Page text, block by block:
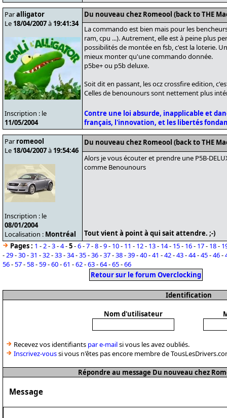
Paralligator
Le 18/04/2007à 19:41:34
Inscription : le
11/05/2004
Du nouveau chez Romeool (back to THE
La commando est bien mais pour les
ram, cpu ...). Autrement, elle est à peine plus
possibilités de montée en fsb, c'est la loterie.
mieux monter qu'une commando donnée.
p5be+ ou p5b deluxe.
Soit dit en passant, les ocz crossfire edition,
Celles de benounours sont nettement plus
Contre une loi absurde, inapplicable et
français, l'innovation, et les libertés
Par romeool
Le 18/04/2007à 19:54:46
Inscription : le
08/01/2004
Localisation : Montréal
Du nouveau chez Romeool (back to THE
Alors je vous écouter et prendre une P5B-
comme Benounours
Tout vient à point à qui sait attendre. ;-)
Pages : 1 -2-3-4-5-6-7-8-9- 10- 11 - 12- 13- 14- 15- 16- 17- 18-
-29-30-31 -32-33-34-35-36-37-38-39-40-41 -42-43-44-45-46-
56-57-58-59-60-61 -62-63-64-65-66
Retour sur le forum Overclocking
Identification
Nom d'utilisateur
Recevez vos identifiants par e-mailsi vous les avez oubliés.
Inscrivez-voussi vous n'êtes pas encore membre de
Répondre au message Du nouveau chez
Message